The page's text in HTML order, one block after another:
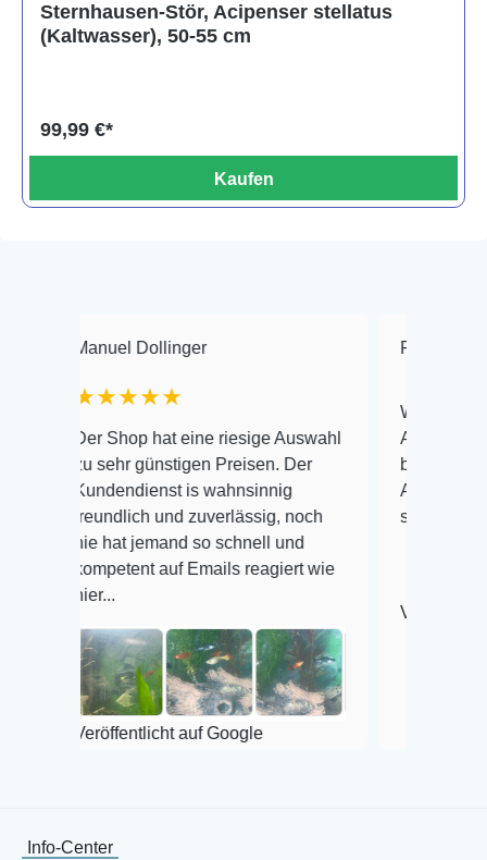
Sternhausen-Stör, Acipenser stellatus
(Kaltwasser), 50-55 cm
99,99 €*
Kaufen
Dollinger
Shop hat eine riesige Auswahl
sehr günstigen Preisen. Der
is wahnsinnig
und zuverlässig, noch
hat jemand so schnell und
auf Emails reagiert wie
auf Google
Frank Hackmayer
Warenanlieferung
Auswahl plus
befinden der Fische
Alles ist quick
super Zustand.
Veröffentlicht auf
Info-Center